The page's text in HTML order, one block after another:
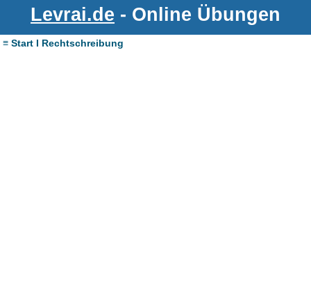
Levrai.de - Online Übungen
≡ Start I Rechtschreibung